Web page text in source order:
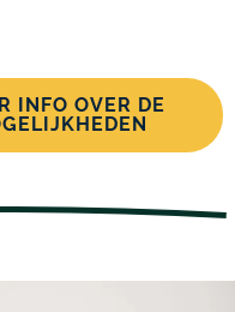
INFO OVER DE